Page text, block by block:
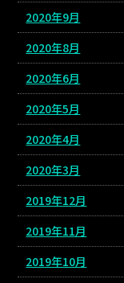
2020年9月
2020年8月
2020年6月
2020年5月
2020年4月
2020年3月
2019年12月
2019年11月
2019年10月